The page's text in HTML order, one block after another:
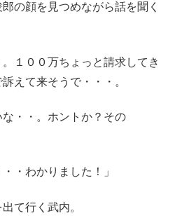
の顔を見つめながら話を聞く
１００万ちょっと請求してき
えて来そうで・・・。
・・。ホントか？その
・わかりました！」
て行く武内。